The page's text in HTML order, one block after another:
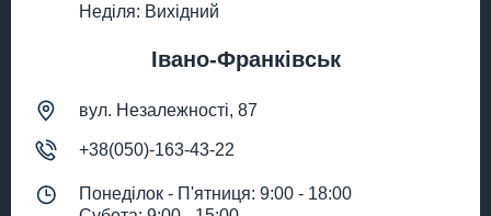
Неділя: Вихідний
Івано-Франківськ
вул. Незалежності, 87
+38(050)-163-43-22
Понеділок - П'ятниця: 9:00 - 18:00